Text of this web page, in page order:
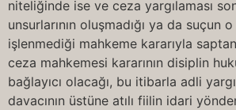
niteliğinde ise ve ceza yargılaması
unsurlarının oluşmadığı ya da suçun
işlenmediği mahkeme kararıyla
ceza mahkemesi kararının disiplin
bağlayıcı olacağı, bu itibarla adli
davacının üstüne atılı fiilin idari